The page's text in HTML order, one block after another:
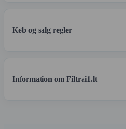
Køb og salg regler
Information om Filtrai1.lt